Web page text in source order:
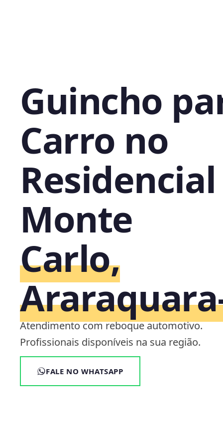
Guincho
Carro no
Residencial
Monte
Carlo,
Atendimento com reboque automotivo.
Profissionais disponíveis na sua região.
FALE NO WHATSAPP